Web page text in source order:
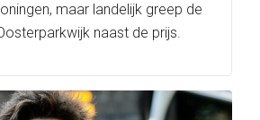
maar landelijk greep de
naast de prijs.